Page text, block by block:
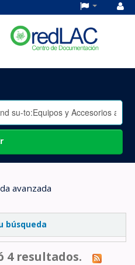
avanzada
búsqueda
4 resultados.